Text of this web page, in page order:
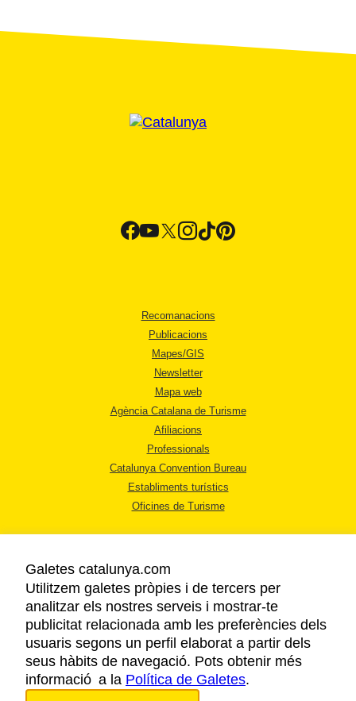
Recomanacions
Publicacions
Mapes/GIS
Newsletter
Mapa web
Agència Catalana de Turisme
Afiliacions
Professionals
Catalunya Convention Bureau
Establiments turístics
Oficines de Turisme
AVÍS LEGAL
POLÍTICA DE PRIVACITAT
COOKIES
ACCESSIBILITAT
Galetes catalunya.com
Utilitzem galetes pròpies i de tercers per
analitzar els nostres serveis i mostrar-te
publicitat relacionada amb les preferències dels
usuaris segons un perfil elaborat a partir dels
seus hàbits de navegació. Pots obtenir més
informació a la Política de Galetes.